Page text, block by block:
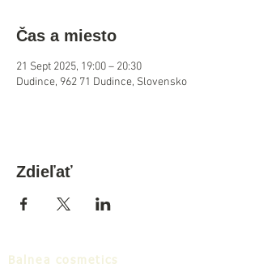
Čas a miesto
21 Sept 2025, 19:00 – 20:30
Dudince, 962 71 Dudince, Slovensko
Zdieľať
Balnea cosmetics